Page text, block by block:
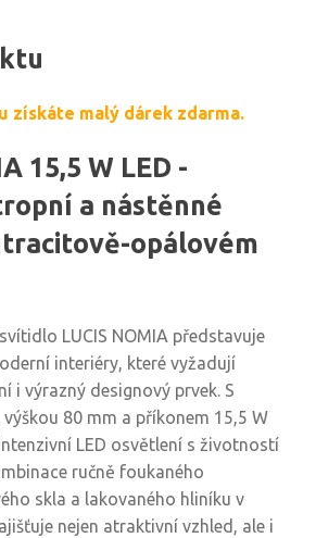
získáte malý dárek zdarma.
15,5 W LED -
a nástěnné
opálovém
LUCIS NOMIA představuje
interiéry, které vyžadují
i výrazný designový prvek. S
80 mm a příkonem 15,5 W
LED osvětlení s životností
ručně foukaného
skla a lakovaného hliníku v
nejen atraktivní vzhled, ale i